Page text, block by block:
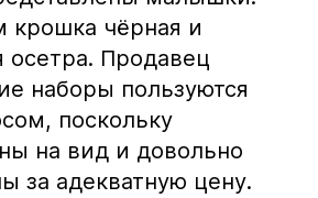
крошка чёрная и
осетра. Продавец
наборы пользуются
поскольку
на вид и довольно
за адекватную цену.